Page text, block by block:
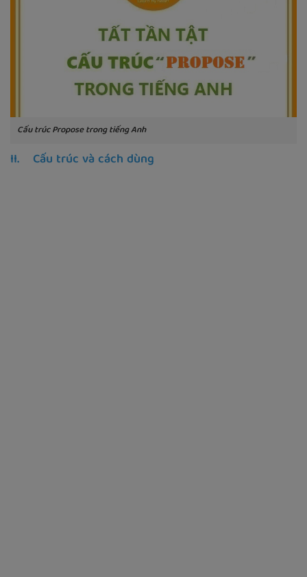
Cấu trúc Propose trong tiếng Anh
II. Cấu trúc và cách dùng